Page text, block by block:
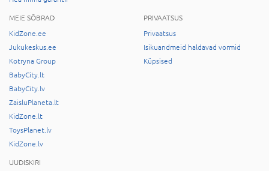
MEIE SÕBRAD
KidZone.ee
Jukukeskus.ee
Kotryna Group
BabyCity.lt
BabyCity.lv
ZaisluPlaneta.lt
KidZone.lt
ToysPlanet.lv
KidZone.lv
PRIVAATSUS
Privaatsus
Isikuandmeid haldavad vormid
Küpsised
UUDISKIRI